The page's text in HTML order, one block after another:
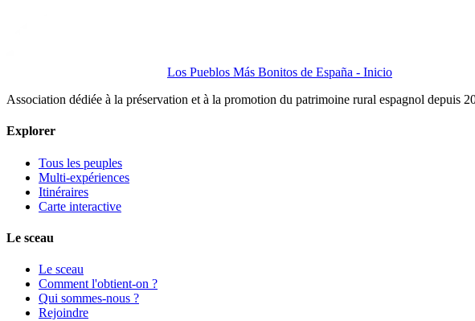
Los Pueblos Más Bonitos de España - Inicio
Association dédiée à la préservation et à la promotion du patrimoine rural espagnol depuis
Explorer
Tous les peuples
Multi-expériences
Itinéraires
Carte interactive
Le sceau
Le sceau
Comment l'obtient-on ?
Qui sommes-nous ?
Rejoindre